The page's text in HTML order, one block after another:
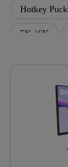
Hotkey Puck
5K ∕ 6K